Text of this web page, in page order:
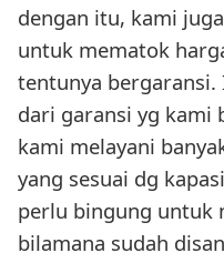
dengan itu, kami
untuk mematok
tentunya
dari garansi yg kami
kami melayani
yang sesuai dg
perlu bingung untuk
bilamana sudah